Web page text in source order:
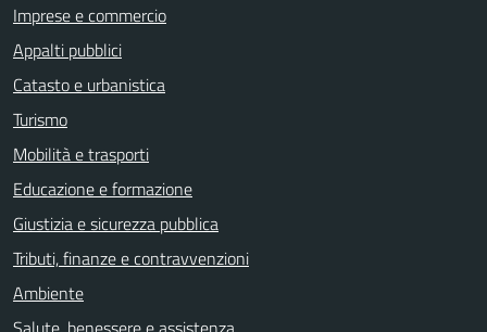
Imprese e commercio
Appalti pubblici
Catasto e urbanistica
Turismo
Mobilità e trasporti
Educazione e formazione
Giustizia e sicurezza pubblica
Tributi, finanze e contravvenzioni
Ambiente